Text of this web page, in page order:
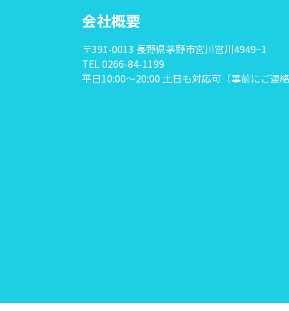
会社概要
〒391-0013 長野県茅野市宮川宮川4949−1
TEL 0266-84-1199
平日10:00〜20:00 土日も対応可（事前にご連絡